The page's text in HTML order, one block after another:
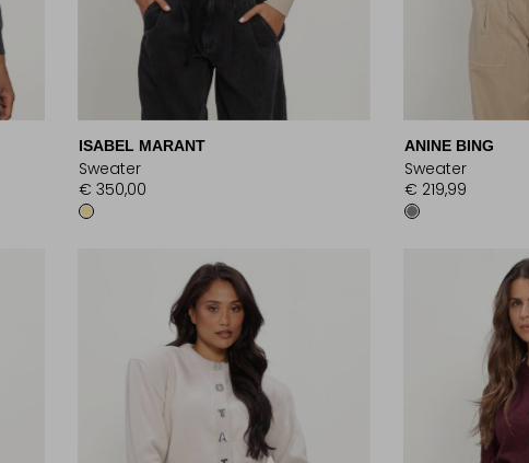
ISABEL MARANT
Sweater
€ 350,00
ANINE BING
Sweater
€ 219,99